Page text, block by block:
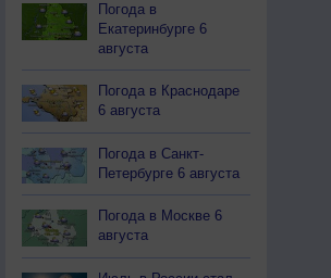
20:00
738
21:00
0.0
739
22:00
0.0
739
23:00
0.0
0:00
Погода в
Екатеринбурге 6
августа
Погода в Краснодаре
6 августа
Погода в Санкт-
Петербурге 6 августа
Погода в Москве 6
августа